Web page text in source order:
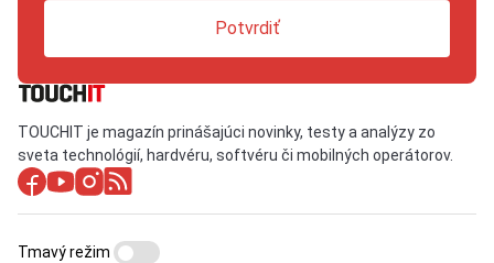
Potvrdiť
TOUCHIT je magazín prinášajúci novinky, testy a analýzy zo
sveta technológií, hardvéru, softvéru či mobilných operátorov.
Tmavý režim